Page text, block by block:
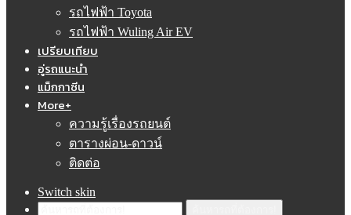
รถไฟฟ้า Toyota
รถไฟฟ้า Wuling Air EV
เปรียบเทียบ
อู่รถแนะนำ
แม็กกาซีน
More+
ความรู้เรื่องรถยนต์
ตารางผ่อน-ดาวน์
ติดต่อ
Switch skin